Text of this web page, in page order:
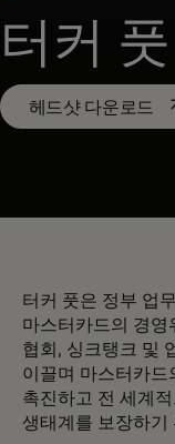
터커 풋
헤드샷 다운로드
터커 풋은 정부 업
마스터카드의 경영
협회, 싱크탱크 및
이끌며 마스터카드
촉진하고 전 세계
생태계를 보장하기